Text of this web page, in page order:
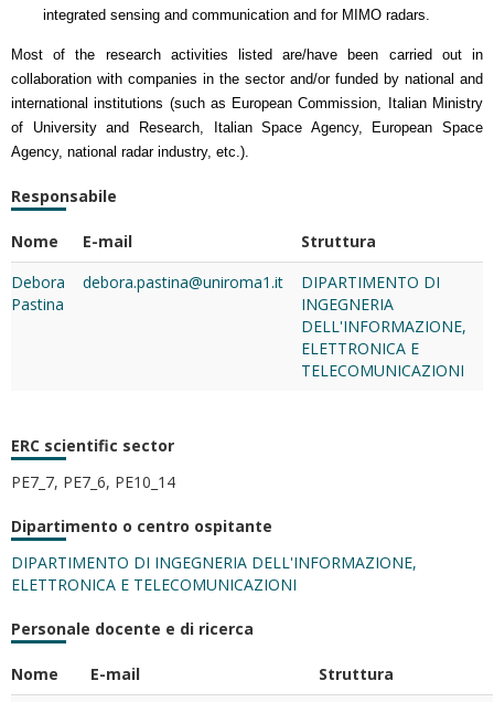
integrated sensing and communication and for MIMO radars.
Most of the research activities listed are/have been carried out in
collaboration with companies in the sector and/or funded by national and
international institutions (such as European Commission, Italian Ministry
of University and Research, Italian Space Agency, European Space
Agency, national radar industry, etc.).
Responsabile
Nome E-mail
Struttura
Debora
Pastina
debora.pastina@uniroma1.it
DIPARTIMENTO DI
INGEGNERIA
DELL'INFORMAZIONE,
ELETTRONICA E
TELECOMUNICAZIONI
ERC scientific sector
PE7_7, PE7_6, PE10_14
Dipartimento o centro ospitante
DIPARTIMENTO DI INGEGNERIA DELL'INFORMAZIONE,
ELETTRONICA E TELECOMUNICAZIONI
Personale docente e di ricerca
Nome E-mail
Struttura